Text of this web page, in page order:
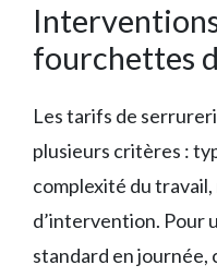
fourchettes
Les tarifs de
plusieurs critères :
complexité du
d’intervention. Pour
standard en journée,